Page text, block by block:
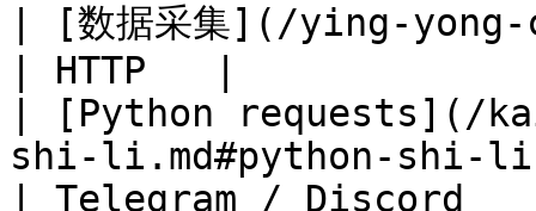
| [数据采集](/ying-
| HTTP   |
| [Python requests](/
shi-li.md#python-shi-
| Telegram / Discord